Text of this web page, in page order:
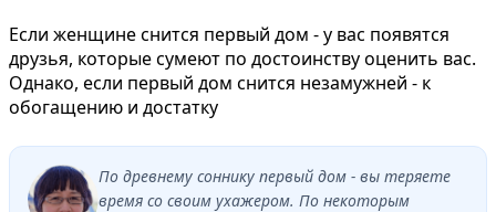
Если женщине снится первый дом - у вас появятся
друзья, которые сумеют по достоинству оценить вас.
Однако, если первый дом снится незамужней - к
обогащению и достатку
По древнему соннику первый дом - вы теряете
время со своим ухажером. По некоторым